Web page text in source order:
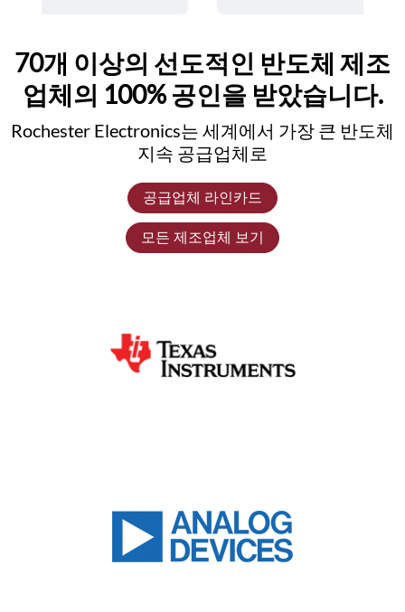
70개 이상의 선도적인 반도체 제조
업체의 100% 공인을 받았습니다.
Rochester Electronics는 세계에서 가장 큰 반도체
지속 공급업체로
공급업체 라인카드
모든 제조업체 보기